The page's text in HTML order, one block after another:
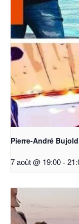
Pierre-André
7 août @ 19:00-